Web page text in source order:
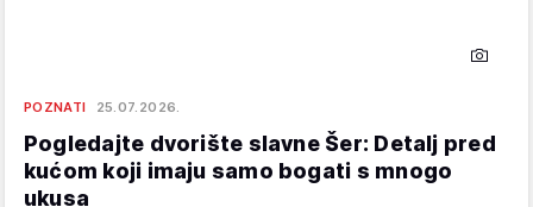
POZNATI 25.07.2026.
Pogledajte dvorište slavne Šer: Detalj pred
kućom koji imaju samo bogati s mnogo
ukusa